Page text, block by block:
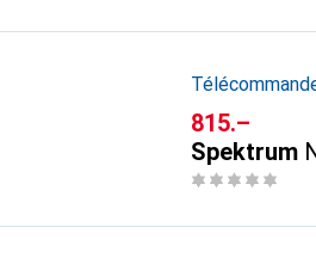
CHF
815.–
Spektrum